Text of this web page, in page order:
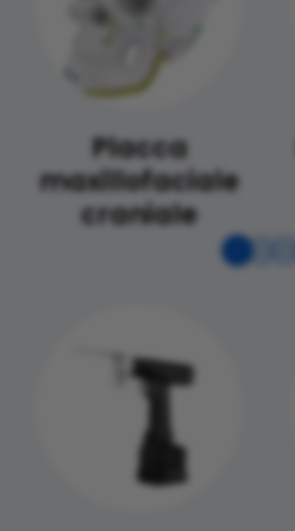
Placca
maxillofaciale
craniale